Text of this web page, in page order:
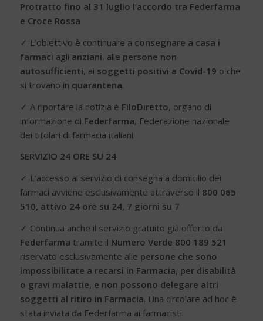
Protratto fino al 31 luglio l’accordo tra Federfarma
e Croce Rossa
✓ L’obiettivo è continuare a consegnare a casa i
farmaci agli anziani, alle persone non
autosufficienti, ai soggetti positivi a Covid-19 o che
si trovano in quarantena.
✓ A riportare la notizia è FiloDiretto, organo di
informazione di Federfarma, Federazione nazionale
dei titolari di farmacia italiani.
SERVIZIO 24 ORE SU 24
✓ L’accesso al servizio di consegna a domicilio dei
farmaci avviene esclusivamente attraverso il 800 065
510, attivo 24 ore su 24, 7 giorni su 7
✓ Continua anche il servizio gratuito già offerto da
Federfarma tramite il Numero Verde 800 189 521
riservato esclusivamente alle persone che sono
impossibilitate a recarsi in Farmacia, per disabilità
o gravi malattie, e non possono delegare altri
soggetti al ritiro in Farmacia. Una circolare ad hoc è
stata inviata da Federfarma ai farmacisti.